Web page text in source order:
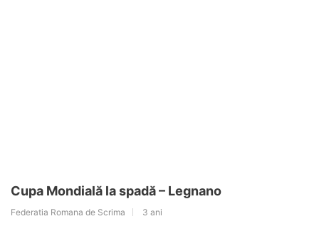
Cupa Mondială la spadă – Legnano
Federatia Romana de Scrima 3 ani